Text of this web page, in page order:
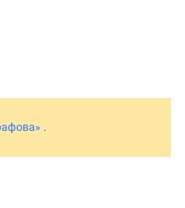
.